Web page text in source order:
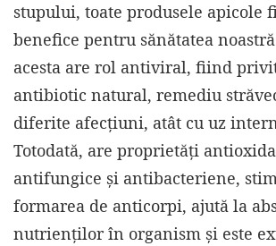
stupului, toate produsele apicole
benefice pentru sănătatea
acesta are rol antiviral, fiind
antibiotic natural, remediu
diferite afecțiuni, atât cu uz
Totodată, are proprietăţi
antifungice şi antibacteriene,
formarea de anticorpi, ajută la
nutrienților în organism și este